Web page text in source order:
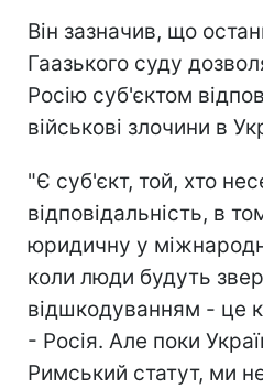
Він зазначив, що
Гаазького суду
Росію суб'єктом
військові злочини в
"Є суб'єкт, той, хто
відповідальність, в
юридичну у
коли люди будуть
відшкодуванням - це
- Росія. Але поки
Римський статут, ми